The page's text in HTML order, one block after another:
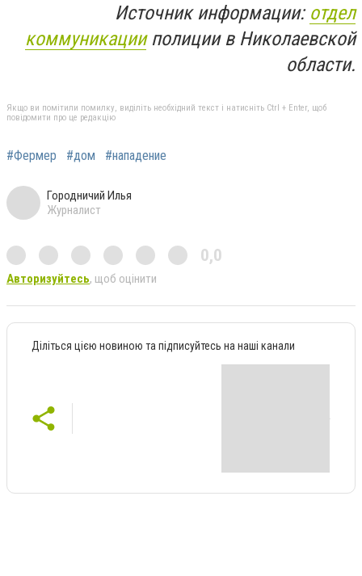
Источник информации: отдел
коммуникацииполиции в Николаевской
области.
Якщо ви помітили помилку, виділіть необхідний текст і натисніть Ctrl + Enter, щоб
повідомити про це редакцію
#Фермер #дом #нападение
Городничий Илья
Журналист
0,0
Авторизуйтесь, щоб оцінити
Діліться цією новиною та підписуйтесь на наші канали